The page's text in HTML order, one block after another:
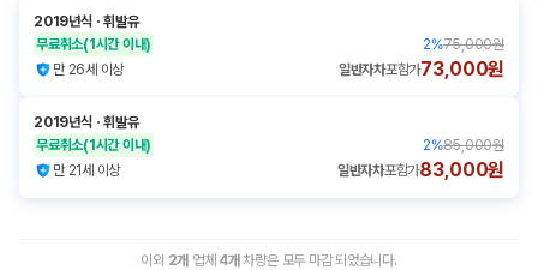
2019년식 ㆍ휘발유
무료취소(1시간 이내) 2%75,000원
만 26세 이상
일반자차포함가73,000원
2019년식 ㆍ휘발유
무료취소(1시간 이내) 2%85,000원
만 21세 이상
일반자차포함가83,000원
이외 2개 업체 4개 차량은 모두 마감 되었습니다.